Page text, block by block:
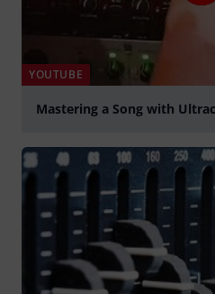
YOUTUBE
Mastering a Song with